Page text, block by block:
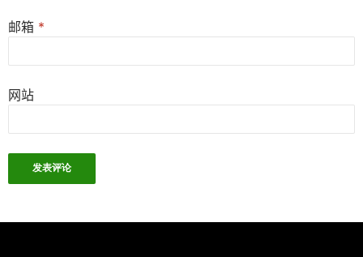
邮箱 *
网站